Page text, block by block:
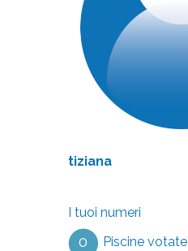
tiziana
I tuoi numeri
0 Piscine votate